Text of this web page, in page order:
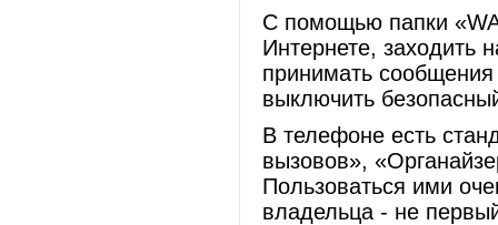
C помощью папки
Интернете, заходить
принимать
выключить
В телефоне есть
вызовов»,
Пользоваться ими
владельца - не